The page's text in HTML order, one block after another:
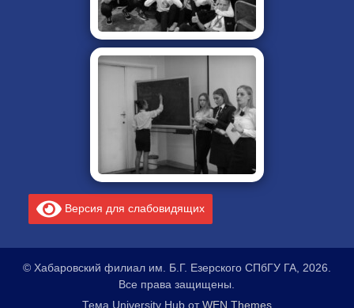
Версия для слабовидящих
© Хабаровский филиал им. Б.Г. Езерского СПбГУ ГА, 2026.
Все права защищены.
Тема University Hub отWEN Themes